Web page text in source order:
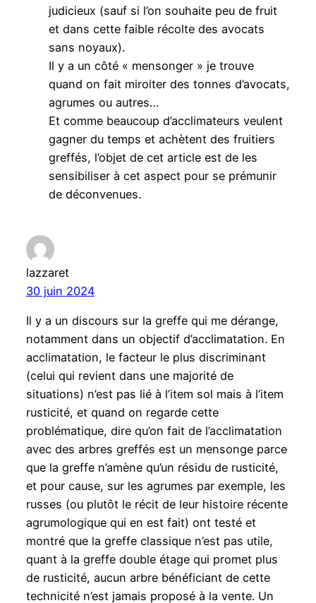
judicieux (sauf si l’on souhaite peu de fruit
et dans cette faible récolte des avocats
sans noyaux).
Il y a un côté « mensonger » je trouve
quand on fait miroiter des tonnes d’avocats,
agrumes ou autres…
Et comme beaucoup d’acclimateurs veulent
gagner du temps et achètent des fruitiers
greffés, l’objet de cet article est de les
sensibiliser à cet aspect pour se prémunir
de déconvenues.
lazzaret
30 juin 2024
Il y a un discours sur la greffe qui me dérange,
notamment dans un objectif d’acclimatation. En
acclimatation, le facteur le plus discriminant
(celui qui revient dans une majorité de
situations) n’est pas lié à l’item sol mais à l’item
rusticité, et quand on regarde cette
problématique, dire qu’on fait de l’acclimatation
avec des arbres greffés est un mensonge parce
que la greffe n’amène qu’un résidu de rusticité,
et pour cause, sur les agrumes par exemple, les
russes (ou plutôt le récit de leur histoire récente
agrumologique qui en est fait) ont testé et
montré que la greffe classique n’est pas utile,
quant à la greffe double étage qui promet plus
de rusticité, aucun arbre bénéficiant de cette
technicité n’est jamais proposé à la vente. Un